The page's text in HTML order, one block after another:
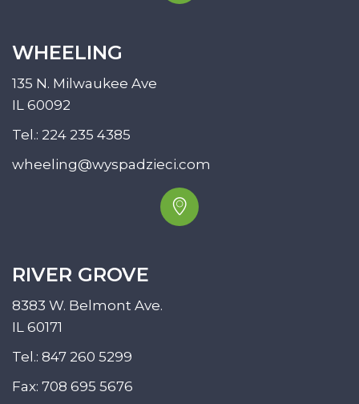
WHEELING
135 N. Milwaukee Ave
IL 60092
Tel.: 224 235 4385
wheeling@wyspadzieci.com
RIVER GROVE
8383 W. Belmont Ave.
IL 60171
Tel.: 847 260 5299
Fax: 708 695 5676